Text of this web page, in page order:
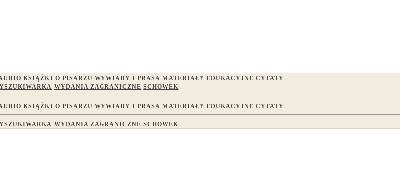
KSIĄŻKI O PISARZU WYWIADY I PRASA MATERIAŁY EDUKACYJNE CYTATY
WYDANIA ZAGRANICZNE SCHOWEK
KSIĄŻKI O PISARZU WYWIADY I PRASA MATERIAŁY EDUKACYJNE CYTATY
WYDANIA ZAGRANICZNE SCHOWEK